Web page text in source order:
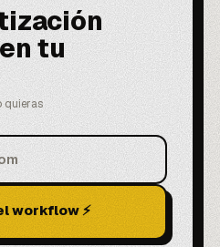
tu
quieras
workflow ⚡